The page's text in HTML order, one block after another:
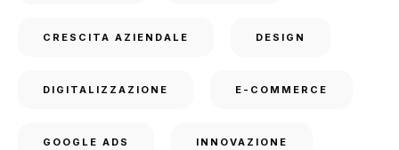
CRESCITA AZIENDALE DESIGN
DIGITALIZZAZIONE E-COMMERCE
GOOGLE ADS INNOVAZIONE